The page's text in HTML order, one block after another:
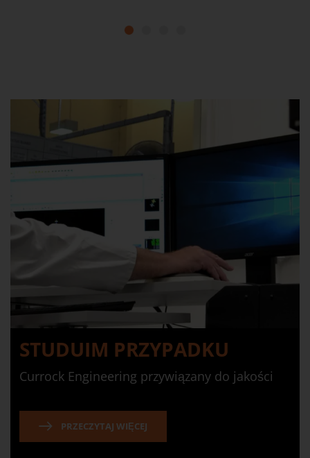
STUDUIM PRZYPADKU
Currock Engineering przywiązany do jakości
PRZECZYTAJ WIĘCEJ